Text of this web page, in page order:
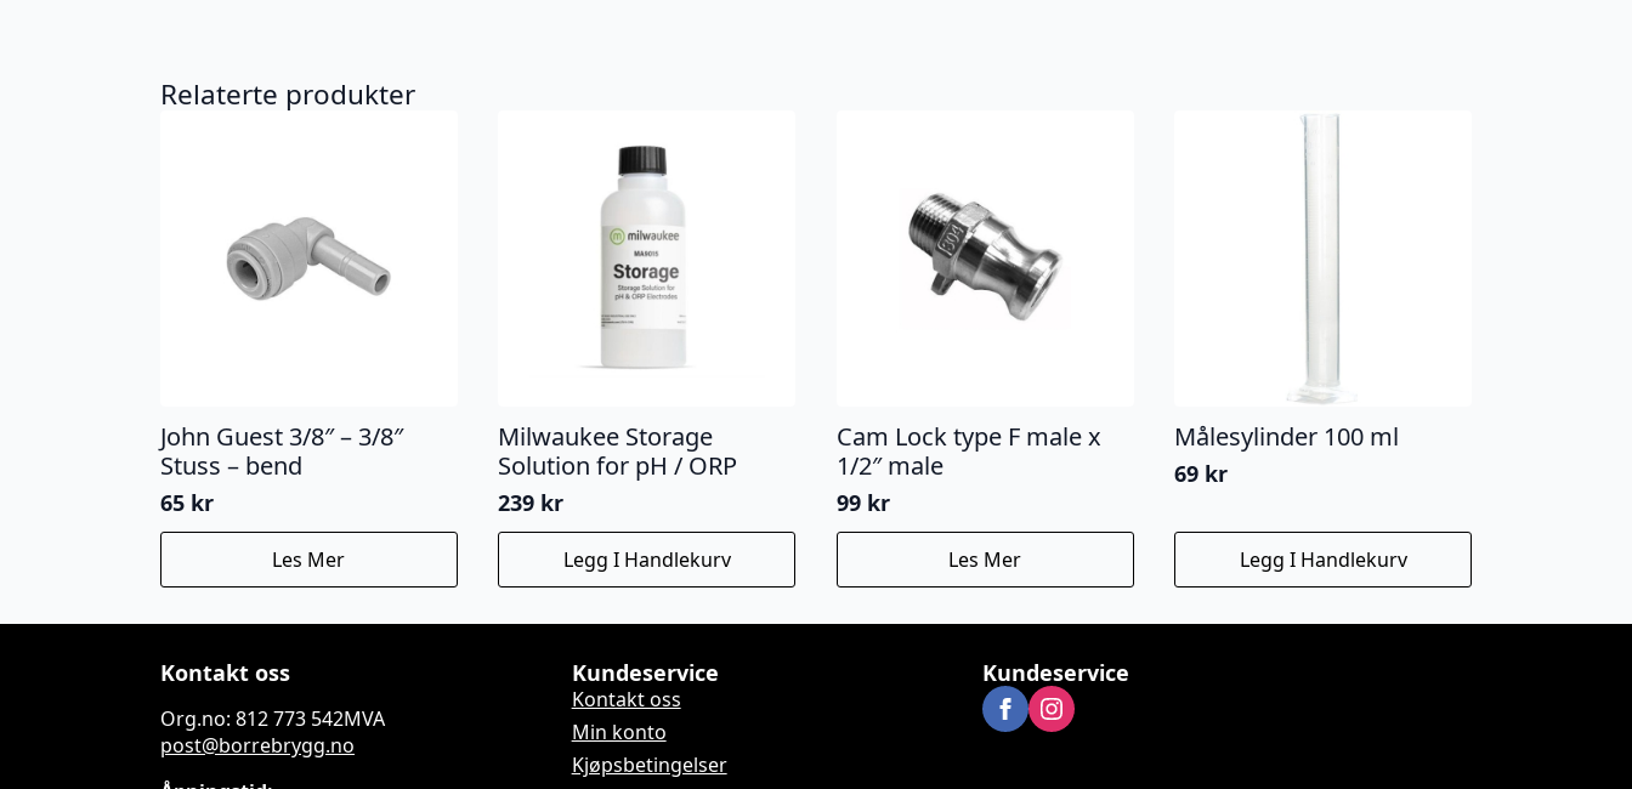
Relaterte produkter
John Guest 3/8″ – 3/8″
Stuss – bend
65 kr
Les Mer
Milwaukee Storage
Solution for pH / ORP
239 kr
Legg I Handlekurv
Cam Lock type F male x
1/2″ male
99 kr
Les Mer
Målesylinder 100 ml
69 kr
Legg I Handlekurv
Kontakt oss
Org.no: 812 773 542MVA
post@borrebrygg.no
Kundeservice
Kontakt oss
Min konto
Kjøpsbetingelser
Kundeservice